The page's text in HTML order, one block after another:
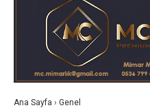
Ana Sayfa › Genel